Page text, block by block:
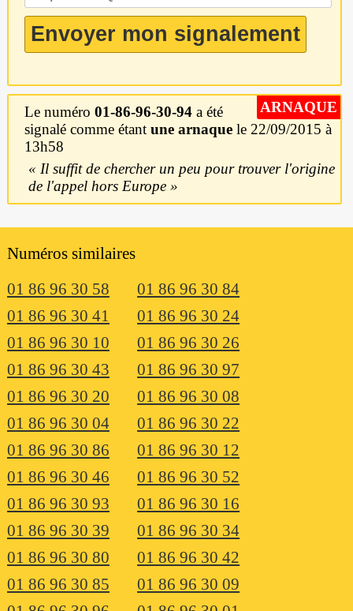
ARNAQUE
Le numéro 01-86-96-30-94a été
signalé comme étant une arnaquele 22/09/2015 à
13h58
Il suffit de chercher un peu pour trouver l'origine
de l'appel hors Europe
Numéros similaires
01 86 96 30 58
01 86 96 30 84
01 86 96 30 41
01 86 96 30 24
01 86 96 30 10
01 86 96 30 26
01 86 96 30 43
01 86 96 30 97
01 86 96 30 20
01 86 96 30 08
01 86 96 30 04
01 86 96 30 22
01 86 96 30 86
01 86 96 30 12
01 86 96 30 46
01 86 96 30 52
01 86 96 30 93
01 86 96 30 16
01 86 96 30 39
01 86 96 30 34
01 86 96 30 80
01 86 96 30 42
01 86 96 30 85
01 86 96 30 09